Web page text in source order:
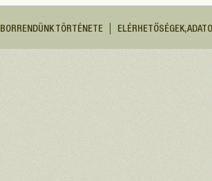
BORRENDÜNK TÖRTÉNETE ELÉRHETŐSÉGEK,